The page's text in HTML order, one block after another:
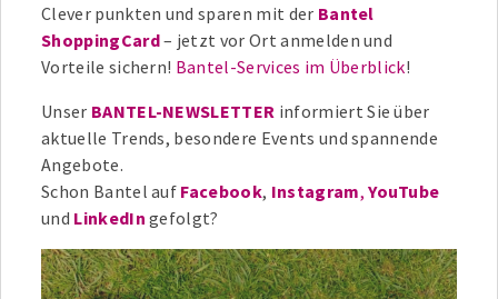
Clever punkten und sparen mit der Bantel
ShoppingCard– jetzt vor Ort anmelden und
Vorteile sichern! Bantel-Services im Überblick!
Unser BANTEL-NEWSLETTER informiert Sie über
aktuelle Trends, besondere Events und spannende
Angebote.
Schon Bantel auf Facebook, Instagram,YouTube
und LinkedIn gefolgt?